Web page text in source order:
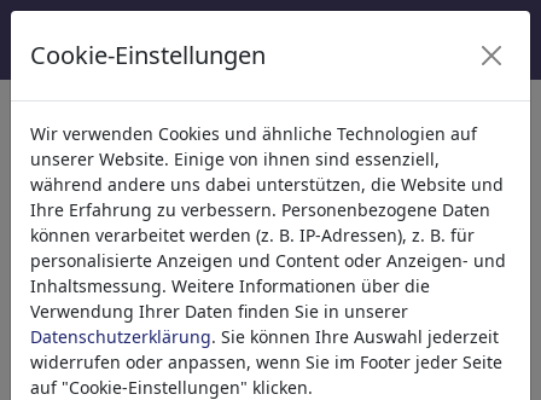
Kategorien
Religion(9415)
Politik(188507)
Medien & Kultur(71988)
Liebe(17988)
Wirtschaft(21742)
Berühmte Personen(22591)
Philosophie(28933)
Forschung & Technik(10388)
Cookie-Einstellungen
Wir verwenden Cookies und ähnliche Technologien auf
unserer Website. Einige von ihnen sind essenziell,
während andere uns dabei unterstützen, die Website und
Ihre Erfahrung zu verbessern. Personenbezogene Daten
können verarbeitet werden (z. B. IP-Adressen), z. B. für
personalisierte Anzeigen und Content oder Anzeigen- und
Inhaltsmessung. Weitere Informationen über die
Verwendung Ihrer Daten finden Sie in unserer
Datenschutzerklärung. Sie können Ihre Auswahl jederzeit
widerrufen oder anpassen, wenn Sie im Footer jeder Seite
auf "Cookie-Einstellungen" klicken.